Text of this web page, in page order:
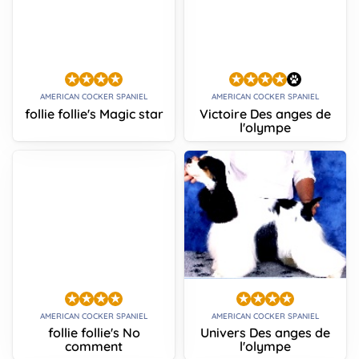
AMERICAN COCKER SPANIEL
follie follie's Magic star
AMERICAN COCKER SPANIEL
Victoire Des anges de
l'olympe
AMERICAN COCKER SPANIEL
follie follie's No
comment
AMERICAN COCKER SPANIEL
Univers Des anges de
l'olympe